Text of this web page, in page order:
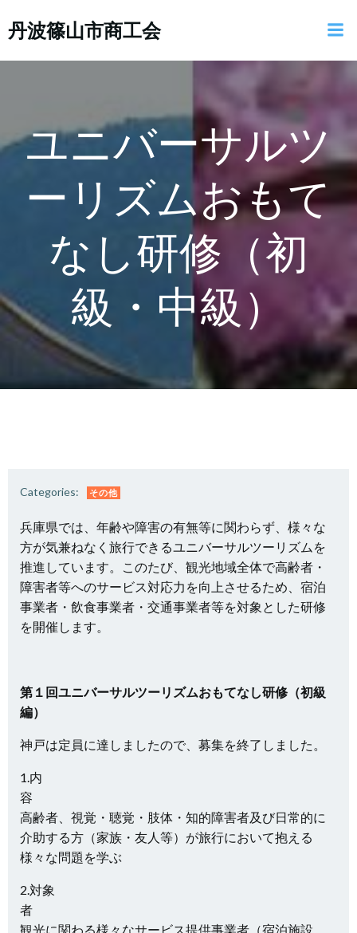
ン
ス
キ
プ
丹波篠山市商工会
ユニバーサルツ
ーリズムおもて
なし研修（初
級・中級）
Categories: その他
兵庫県では、年齢や障害の有無等に関わらず、様々な
方が気兼ねなく旅行できるユニバーサルツーリズムを
推進しています。このたび、観光地域全体で高齢者・
障害者等へのサービス対応力を向上させるため、宿泊
事業者・飲食事業者・交通事業者等を対象とした研修
を開催します。
第１回ユニバーサルツーリズムおもてなし研修（初級
編）
神戸は定員に達しましたので、募集を終了しました。
1.内
高齢者、視覚・聴覚・肢体・知的障害者及び日常的に
介助する方（家族・友人等）が旅行において抱える
様々な問題 を学ぶ
2.対象
観光に関わる様々なサービス提供事業者（宿泊施設、